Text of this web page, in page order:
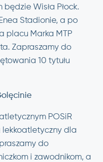
Wisła Płock.
Stadionie, a po
placu Marka MTP
Zapraszamy do
10 tytułu
POSiR
dla
do
i zawodnikom, a